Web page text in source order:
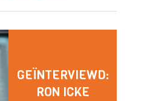
GEÏNTERVIEWD:
RON ICKE